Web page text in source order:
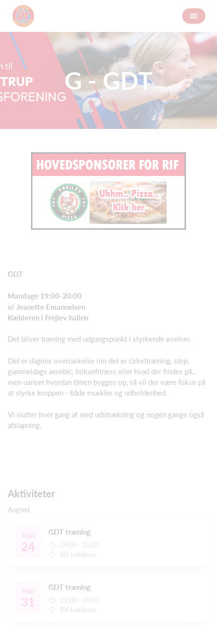
G - GDT
GDT
Mandage 19:00-20:00
v/ Jeanette Emanuelsen
Kælderen i Frejlev hallen
Det bliver træning med udgangspunkt i styrkende øvelser.
Det er dagens overraskelse om det er cirkeltræning, step,
gammeldags aerobic, boksefitness eller hvad der findes på..
men uanset hvordan timen bygges op, så vil der være fokus på
at styrke kroppen - både muskler og udholdenhed.
Vi slutter hver gang af med udstrækning og nogen gange også
afslapning.
Aktiviteter
August
Man
24
GDT træning
19:00 - 20:00
RIF kælderen
Man
31
GDT træning
19:00 - 20:00
RIF kælderen